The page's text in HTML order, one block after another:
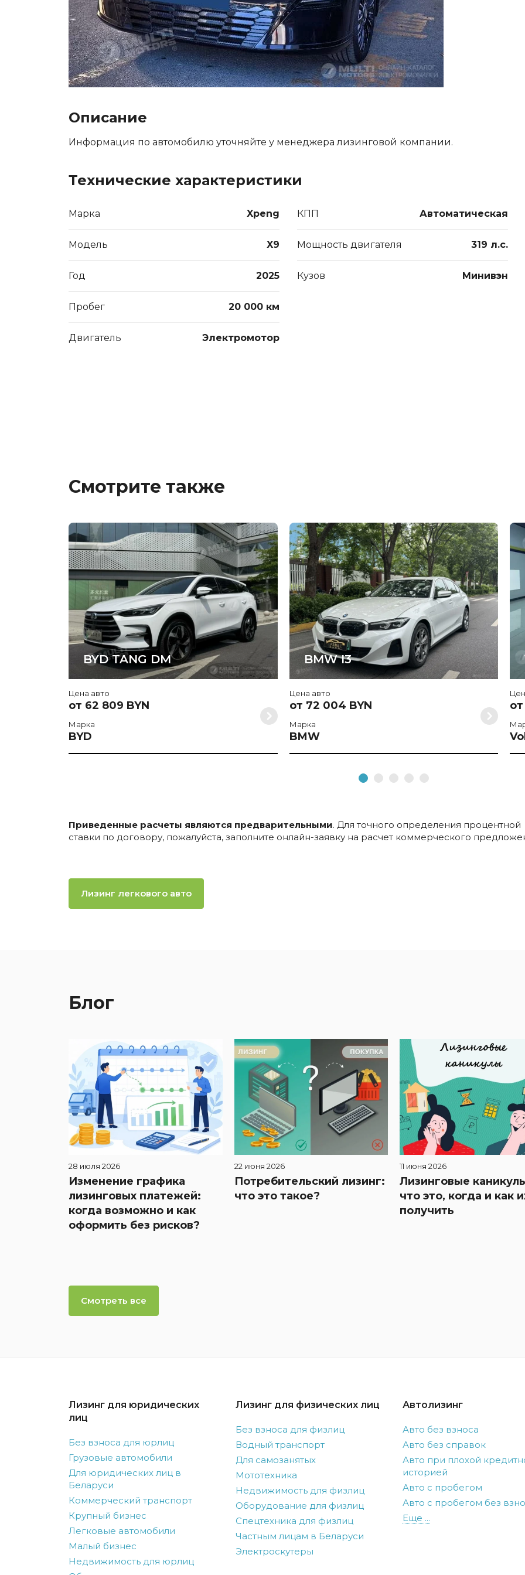
Описание
Информация по автомобилю уточняйте у менеджера лизинговой компании.
Технические характеристики
Марка Xpeng
Модель X9
Год 2025
Пробег 20 000 км
Двигатель Электромотор
КПП Автоматическая
Мощность двигателя 319 л.с.
Кузов Минивэн
Смотрите также
BYD TANG DM
Цена авто
от 62 809 BYN
Марка
BYD
BMW I3
Цена авто
от 72 004 BYN
Марка
BMW
Приведенные расчеты являются предварительными. Для точного определения процентной
ставки по договору, пожалуйста, заполните онлайн-заявку на расчет коммерческого
Лизинг легкового авто
Блог
28 июля 2026
Изменение графика
лизинговых платежей:
когда возможно и как
оформить без рисков?
22 июня 2026
Потребительский лизинг:
что это такое?
11 июня 2026
Лизинговые
что это, когда и как
получить
Смотреть все
Лизинг для юридических
лиц
Без взноса для юрлиц
Грузовые автомобили
Для юридических лиц в
Беларуси
Коммерческий транспорт
Крупный бизнес
Легковые автомобили
Малый бизнес
Недвижимость для юрлиц
Лизинг для физических лиц
Без взноса для физлиц
Водный транспорт
Для самозанятых
Мототехника
Недвижимость для физлиц
Оборудование для физлиц
Спецтехника для физлиц
Частным лицам в Беларуси
Электроскутеры
Автолизинг
Авто без взноса
Авто без справок
Авто при плохой
историей
Авто с пробегом
Авто с пробегом без
Еще ...